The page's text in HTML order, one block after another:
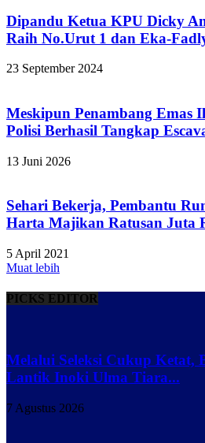
Dipandu Ketua KPU Dicky
Raih No.Urut 1 dan Eka-
23 September 2024
Meskipun Penambang Emas
Polisi Berhasil Tangkap
13 Juni 2026
Sehari Bekerja, Pembantu
Harta Majikan Ratusan Juta
5 April 2021
Muat lebih
PICKS EDITOR
Melalui Seleksi Cukup Ketat,
Lantik Inoki Ulma Tiara...
7 Agustus 2026